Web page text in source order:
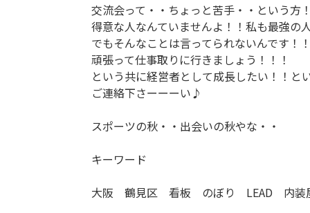
交流会って・・ちょっと苦手・・という方！
得意な人なんていませんよ！！私も最強の
でもそんなことは言ってられないんです！！
頑張って仕事取りに行きましょう！！！
という共に経営者として成長したい！！と
ご連絡下さーーーい♪
スポーツの秋・・出会いの秋やな・・
キーワード
大阪 鶴見区 看板 のぼり LEAD 内装